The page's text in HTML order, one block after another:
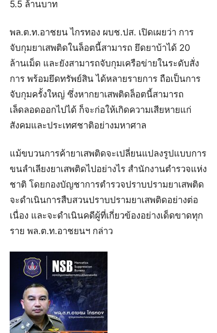
5.5 ล้านบาท
พล.ต.ท.อาชยน ไกรทอง ผบช.ปส. เปิดเผยว่า การ
จับกุมยาเสพติดในล็อตนี้สามารถ ยึดยาบ้าได้ 20
ล้านเม็ด และยังสามารถจับกุมเครือข่ายในระดับสั่ง
การ พร้อมยึดทรัพย์สิน ได้หลายรายการ ถือเป็นการ
จับกุมครั้งใหญ่ ซึ่งหากยาเสพติดล็อตนี้สามารถ
เล็ดลอดออกไปได้ ก็จะก่อให้เกิดความเสียหายแก่
สังคมและประเทศชาติอย่างมหาศาล
แม้ขบวนการค้ายาเสพติดจะเปลี่ยนแปลงรูปแบบการ
ขนลำเลียงยาเสพติดไปอย่างไร สำนักงานตำรวจแห่ง
ชาติ โดยกองบัญชาการตำรวจปราบปรามยาเสพติด
จะดำเนินการสืบสวนปราบปรามยาเสพติดอย่างต่อ
เนื่อง และจะดำเนินคดีผู้ที่เกี่ยวข้องอย่างเด็ดขาดทุก
ราย พล.ต.ท.อาชยนฯ กล่าว